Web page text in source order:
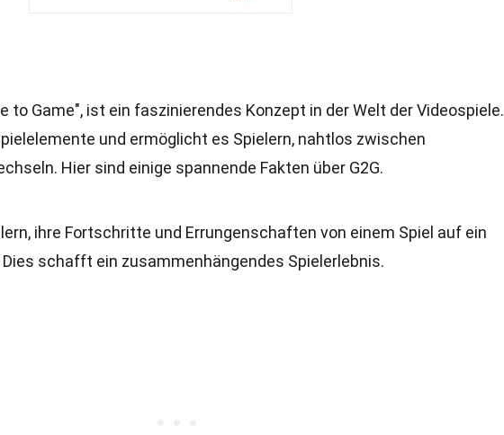
to Game", ist ein faszinierendes Konzept in der Welt der Videospiele.
und ermöglicht es Spielern, nahtlos zwischen
Hier sind einige spannende Fakten über G2G.
ihre Fortschritte und Errungenschaften von einem Spiel auf ein
schafft ein zusammenhängendes Spielerlebnis.